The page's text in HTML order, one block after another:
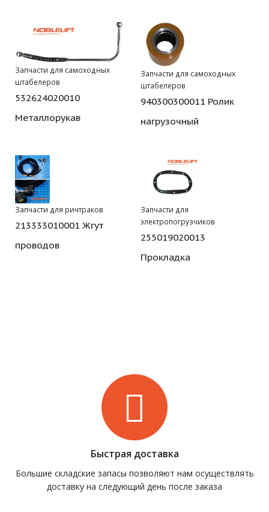
Запчасти для самоходных
штабелеров
532624020010
Металлорукав
Запчасти для самоходных
штабелеров
940300300011 Ролик
нагрузочный
Запчасти для ричтраков
213333010001 Жгут
проводов
Запчасти для
электропогрузчиков
255019020013
Прокладка
Быстрая доставка
Большие складские запасы позволяют нам осуществлять
доставку на следующий день после заказа